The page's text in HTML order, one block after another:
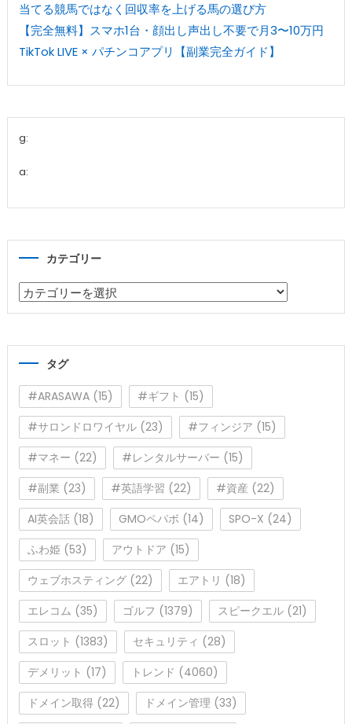
当てる競馬ではなく回収率を上げる馬の選び方
【完全無料】スマホ1台・顔出し声出し不要で月3〜10万円
TikTok LIVE × パチンコアプリ【副業完全ガイド】
g:
a:
カテゴリー
カ
テ
タグ
#ARASAWA(15) #ギフト (15)
#サロンドロワイヤル(23) #フィンジア (15)
#マネー (22) #レンタルサーバー (15)
#副業 (23) #英語学習 (22) #資産 (22)
AI英会話(18) GMOペパボ (14) SPO-X (24)
ふわ姫 (53) アウトドア (15)
ウェブホスティング(22) エアトリ (18)
エレコム (35) ゴルフ (1379) スピークエル(21)
スロット (1383) セキュリティ (28)
デメリット (17) トレンド (4060)
ドメイン取得(22) ドメイン管理 (33)